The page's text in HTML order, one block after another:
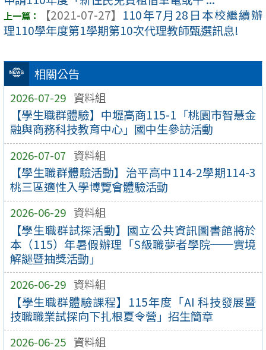
相關公告
2026-07-29 資料組
【學生職群體驗】中壢高商115-1「桃園市智慧金
融與商務科技教育中心」國中生參訪活動
2026-07-07 資料組
【學生職群體驗活動】治平高中114-2學期114-3
桃三區適性入學博覽會體驗活動
2026-06-29 資料組
【學生職群試探活動】國立公共資訊圖書館將於
本（115）年暑假辦理「S級職夢者學院──實境
解謎暨抽獎活動」
2026-06-29 資料組
【學生職群體驗課程】115年度「AI 科技發展暨
技職職業試探向下扎根夏令營」招生簡章
2026-06-25 資料組
【2021-07-27】 110年7月28日本校繼續辦
理110學年度第1學期第10次代理教師甄選訊息!